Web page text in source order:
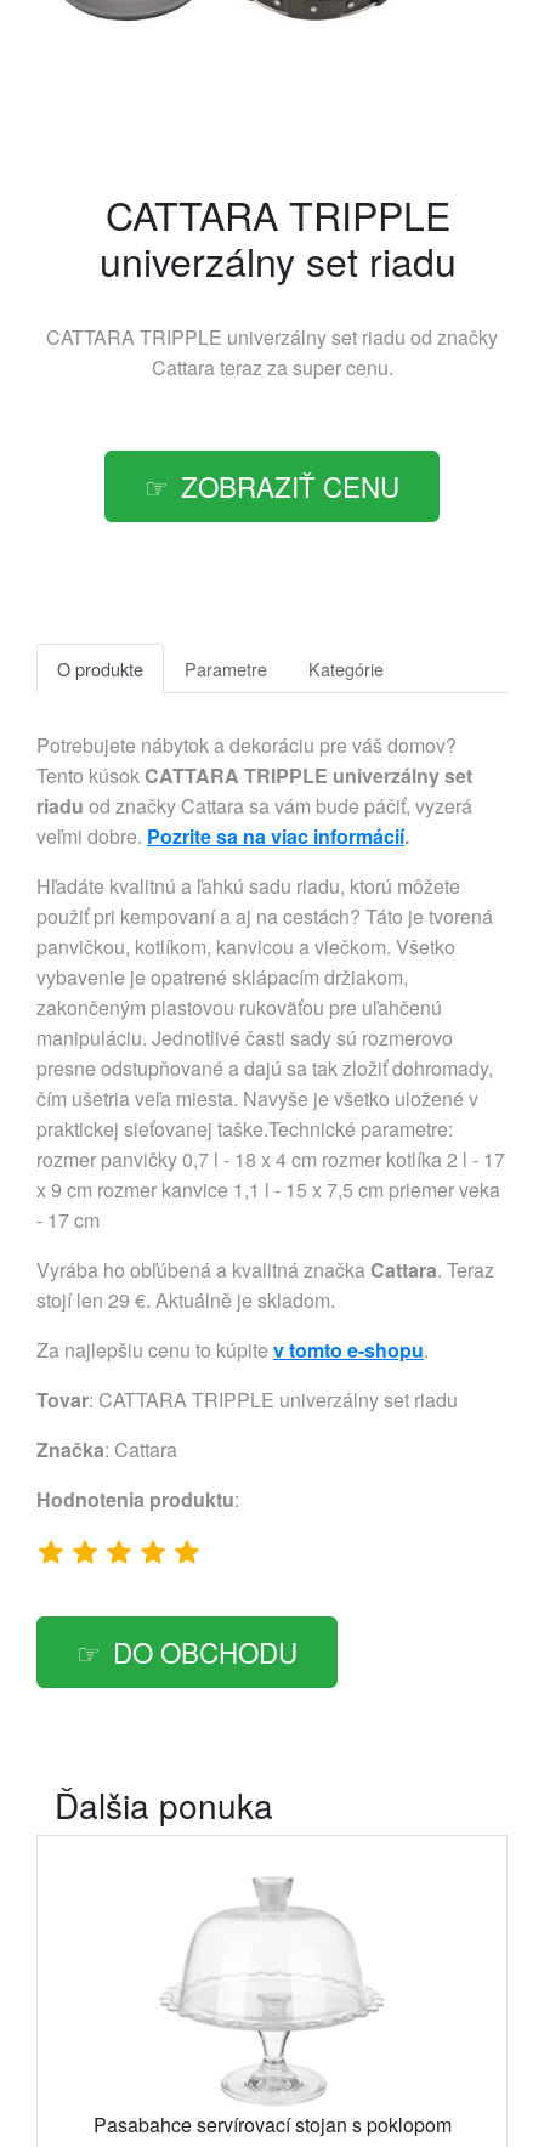
CATTARA TRIPPLE
univerzálny set riadu
CATTARA TRIPPLE univerzálny set riadu od značky
Cattarateraz za super cenu.
ZOBRAZIŤ CENU
O produkte Parametre Kategórie
Potrebujete nábytok a dekoráciu pre váš domov?
Tento kúsokCATTARA TRIPPLE univerzálny set
riadu od značky Cattara sa vám bude páčiť, vyzerá
veľmi dobre. Pozrite sa na viac informácií.
Hľadáte kvalitnú a ľahkú sadu riadu, ktorú môžete
použiť pri kempovaní a aj na cestách? Táto je tvorená
panvičkou, kotlíkom, kanvicou a viečkom. Všetko
vybavenie je opatrené sklápacím držiakom,
zakončeným plastovou rukoväťou pre uľahčenú
manipuláciu. Jednotlivé časti sady sú rozmerovo
presne odstupňované a dajú sa tak zložiť dohromady,
čím ušetria veľa miesta. Navyše je všetko uložené v
praktickej sieťovanej taške.Technické parametre:
rozmer panvičky 0,7 l - 18 x 4 cm rozmer kotlíka 2 l - 17
x 9 cm rozmer kanvice 1,1 l - 15 x 7,5 cm priemer veka
- 17 cm
Vyrába ho obľúbená a kvalitná značkaCattara. Teraz
stojí len 29 €. Aktuálně je skladom.
Za najlepšiu cenu to kúpite v tomto e-shopu.
Tovar: CATTARA TRIPPLE univerzálny set riadu
Značka: Cattara
Hodnotenia produktu:
DO OBCHODU
Ďalšia ponuka
Pasabahce servírovací stojan s poklopom